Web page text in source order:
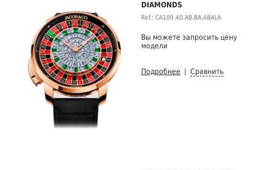
DIAMONDS
Ref.: CA100.40.AB.BA.ABALA
Вы можете запросить цену
модели
Подробнее Сравнить